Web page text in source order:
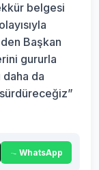
belgesi
Başkan
gururla
da
WhatsApp